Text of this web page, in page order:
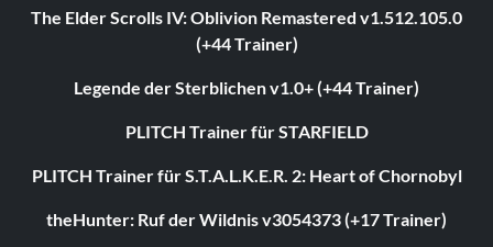
The Elder Scrolls IV: Oblivion Remastered v1.512.105.0
(+44 Trainer)
Legende der Sterblichen v1.0+ (+44 Trainer)
PLITCH Trainer für STARFIELD
PLITCH Trainer für S.T.A.L.K.E.R. 2: Heart of Chornobyl
theHunter: Ruf der Wildnis v3054373 (+17 Trainer)